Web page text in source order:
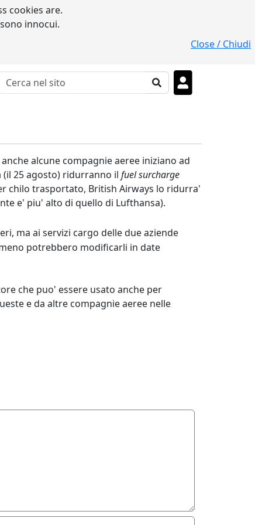
cookies are.
innocui.
Close / Chiudi
alcune compagnie aeree iniziano ad
(il 25 agosto) ridurranno il fuel surcharge
chilo trasportato, British Airways lo ridurra'
e' piu' alto di quello di Lufthansa).
ma ai servizi cargo delle due aziende
potrebbero modificarli in date
che puo' essere usato anche per
e da altre compagnie aeree nelle